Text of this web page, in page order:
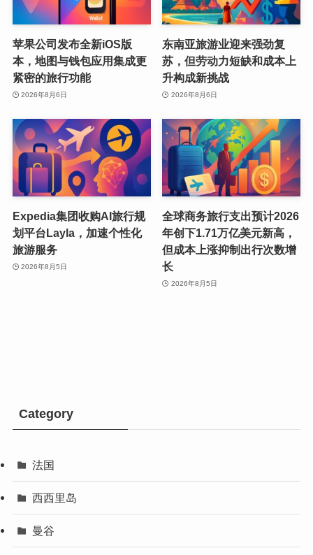
苹果公司发布全新iOS版
本，地图与钱包应用集成更
紧密的旅行功能
2026年8月6日
东南亚旅游业迎来强劲复
苏，但劳动力短缺和成本上
升构成新挑战
2026年8月6日
Expedia集团收购AI旅行规
划平台Layla，加速个性化
旅游服务
2026年8月5日
全球商务旅行支出预计2026
年创下1.71万亿美元新高，
但成本上涨抑制出行次数增
长
2026年8月5日
Category
法国
西西里岛
曼谷